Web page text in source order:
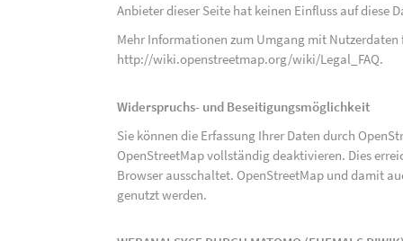
Anbieter dieser Seite hat keinen Einfluss auf diese
Mehr Informationen zum Umgang mit
http://wiki.openstreetmap.org/wiki/Legal_FAQ.
Widerspruchs- und Beseitigungsmöglichkeit
Sie können die Erfassung Ihrer Daten durch
OpenStreetMap vollständig deaktivieren. Dies
Browser ausschaltet. OpenStreetMap und damit
genutzt werden.